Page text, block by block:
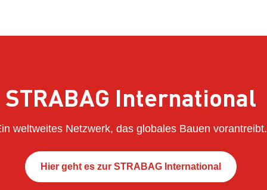
STRABAG International
weltweites Netzwerk, das globales Bauen vorantreibt.
Hier geht es zur STRABAG International